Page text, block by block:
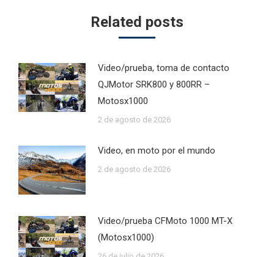
Related posts
Video/prueba, toma de contacto
QJMotor SRK800 y 800RR –
Motosx1000
2 de agosto de 2026
Video, en moto por el mundo
2 de agosto de 2026
Video/prueba CFMoto 1000 MT-X
(Motosx1000)